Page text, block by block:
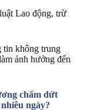
Lao động, trừ
tin không trung
ảnh hưởng đến
chấm dứt
ngày?